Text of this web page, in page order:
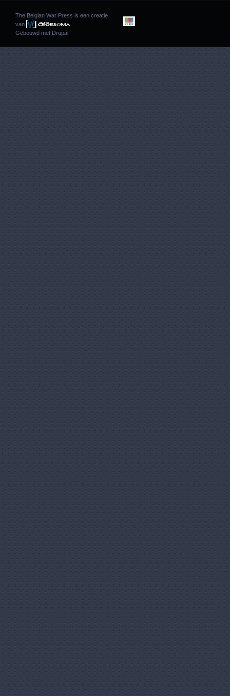
The Belgian War Press is een creatie
van
Gebouwd met Drupal